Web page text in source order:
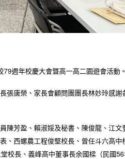
週年校慶大會曁高一高二園遊會活動。
張唐榮、家長會顧問團團長林妙玲感謝
芳盈、賴淑娞及秘書、陳俊龍、江文
、西螺農工程俊堅校長、曾任斗六高中
校長、義峰高中董事長余國樑（民國